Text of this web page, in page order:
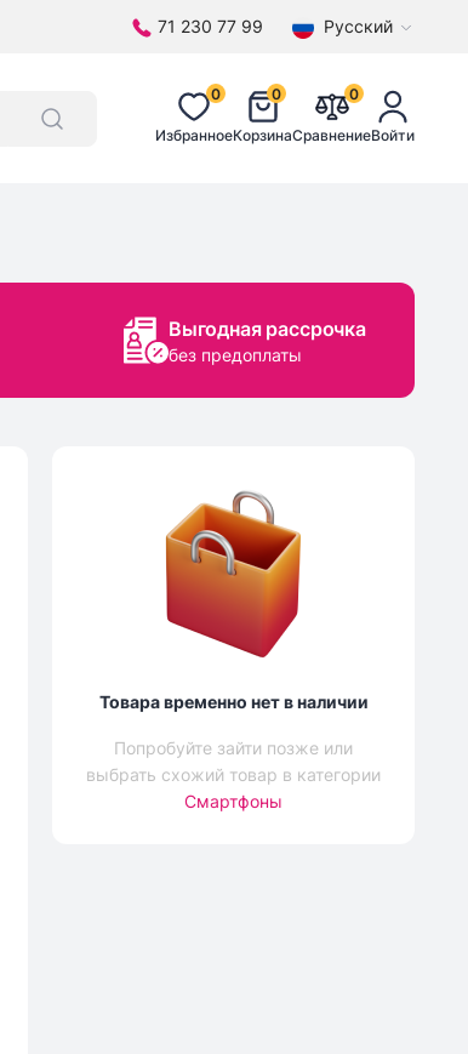
71 230 77 99 Русский
0
Избранное
0
Корзина
0
СравнениеВойти
Выгодная рассрочка
без предоплаты
Товара временно нет в наличии
Попробуйте зайти позже или
выбрать схожий товар в категории
Смартфоны